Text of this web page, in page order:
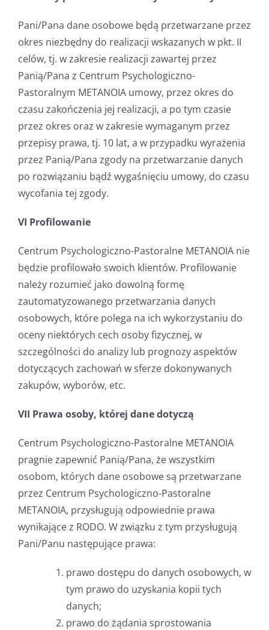
Pani/Pana dane osobowe będą przetwarzane przez
okres niezbędny do realizacji wskazanych w pkt. II
celów, tj. w zakresie realizacji zawartej przez
Panią/Pana z Centrum Psychologiczno-
Pastoralnym METANOIA umowy, przez okres do
czasu zakończenia jej realizacji, a po tym czasie
przez okres oraz w zakresie wymaganym przez
przepisy prawa, tj. 10 lat, a w przypadku wyrażenia
przez Panią/Pana zgody na przetwarzanie danych
po rozwiązaniu bądź wygaśnięciu umowy, do czasu
wycofania tej zgody.
VI Profilowanie
Centrum Psychologiczno-Pastoralne METANOIA nie
będzie profilowało swoich klientów. Profilowanie
należy rozumieć jako dowolną formę
zautomatyzowanego przetwarzania danych
osobowych, które polega na ich wykorzystaniu do
oceny niektórych cech osoby fizycznej, w
szczególności do analizy lub prognozy aspektów
dotyczących zachowań w sferze dokonywanych
zakupów, wyborów, etc.
VII Prawa osoby, której dane dotyczą
Centrum Psychologiczno-Pastoralne METANOIA
pragnie zapewnić Panią/Pana, że wszystkim
osobom, których dane osobowe są przetwarzane
przez Centrum Psychologiczno-Pastoralne
METANOIA, przysługują odpowiednie prawa
wynikające z RODO. W związku z tym przysługują
Pani/Panu następujące prawa:
prawo dostępu do danych osobowych, w
tym prawo do uzyskania kopii tych
danych;
prawo do żądania sprostowania